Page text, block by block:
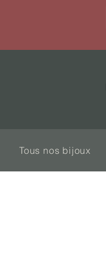
Tous nos bijoux